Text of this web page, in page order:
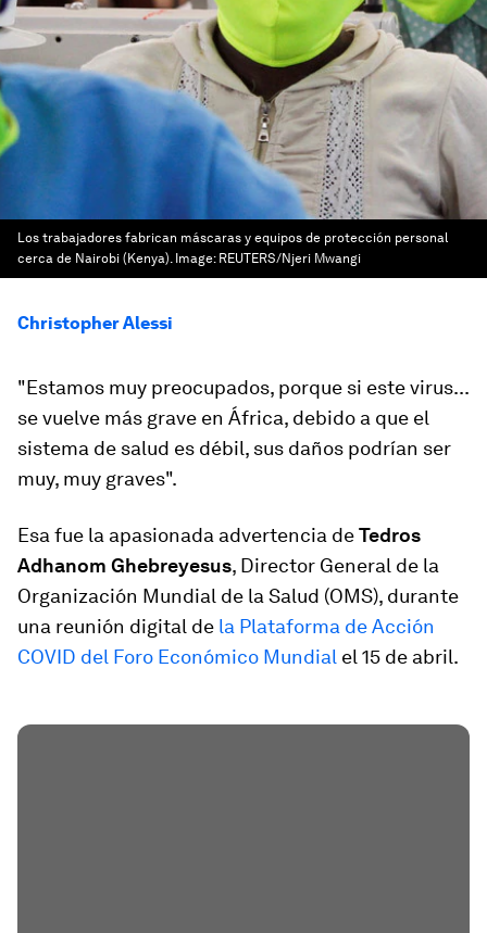
Los trabajadores fabrican máscaras y equipos de protección personal
cerca de Nairobi (Kenya). Image: REUTERS/Njeri Mwangi
Christopher Alessi
"Estamos muy preocupados, porque si este virus...
se vuelve más grave en África, debido a que el
sistema de salud es débil, sus daños podrían ser
muy, muy graves".
Esa fue la apasionada advertencia deTedros
Adhanom Ghebreyesus, Director General de la
Organización Mundial de la Salud (OMS), durante
una reunión digital de la Plataforma de Acción
COVID del Foro Económico Mundial el 15 de abril.